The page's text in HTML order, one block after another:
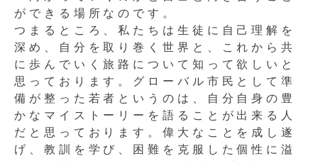
ができる場所なのです。
つまるところ、私たちは生徒に自己理解を
深め、自分を取り巻く世界と、これから共
に歩んでいく旅路について知って欲しいと
思っております。グローバル市民として準
備が整った若者というのは、自分自身の豊
かなマイストーリーを語ることが出来る人
だと思っております。偉大なことを成し遂
げ、教訓を学び、困難を克服した個性に溢